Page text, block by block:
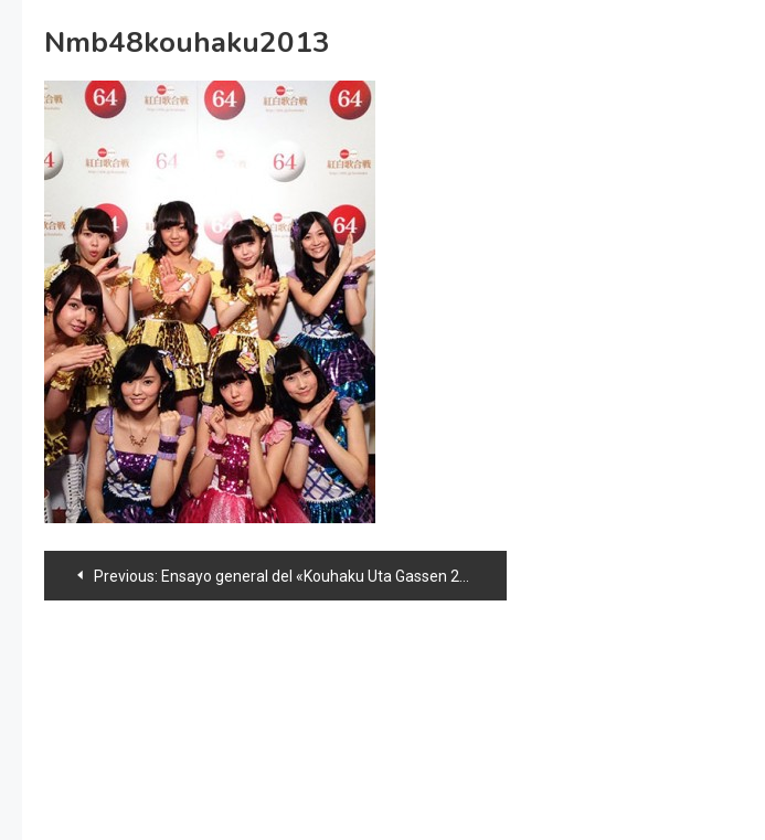
Nmb48kouhaku2013
Navegación
Previous: Ensayo general del «Kouhaku Uta Gassen 2013» con 110 «World-idol48»